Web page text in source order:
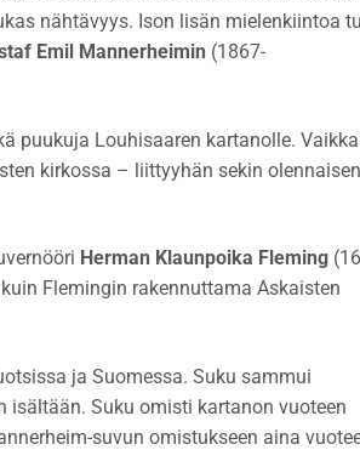
nähtävyys. Ison lisän mielenkiintoa
Emil Mannerheimin (1867-
puukuja Louhisaaren kartanolle. Vaikka
kirkossa – liittyyhän sekin
Herman Klaunpoika Fleming
Flemingin rakennuttama Askaisten
ja Suomessa. Suku sammui
isältään. Suku omisti kartanon vuoteen
suvun omistukseen aina